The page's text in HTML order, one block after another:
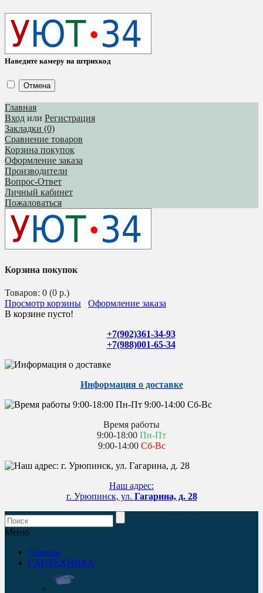
Наведите камеру на штрихкод
Отмена
Главная
Вход или Регистрация
Закладки (0)
Сравнение товаров
Корзина покупок
Оформление заказа
Производители
Вопрос-Ответ
Личный кабинет
Пожаловаться
Корзина покупок
Товаров: 0 (0 р.)
Просмотр корзины
Оформление заказа
В корзине пусто!
+7(902)361-34-93
+7(988)001-65-34
Информация о доставке
Время работы
9:00-18:00 Пн-Пт
9:00-14:00 Сб-Вс
Наш адрес:
г. Урюпинск, ул. Гагарина, д. 28
Меню
Главная
САНТЕХНИКА